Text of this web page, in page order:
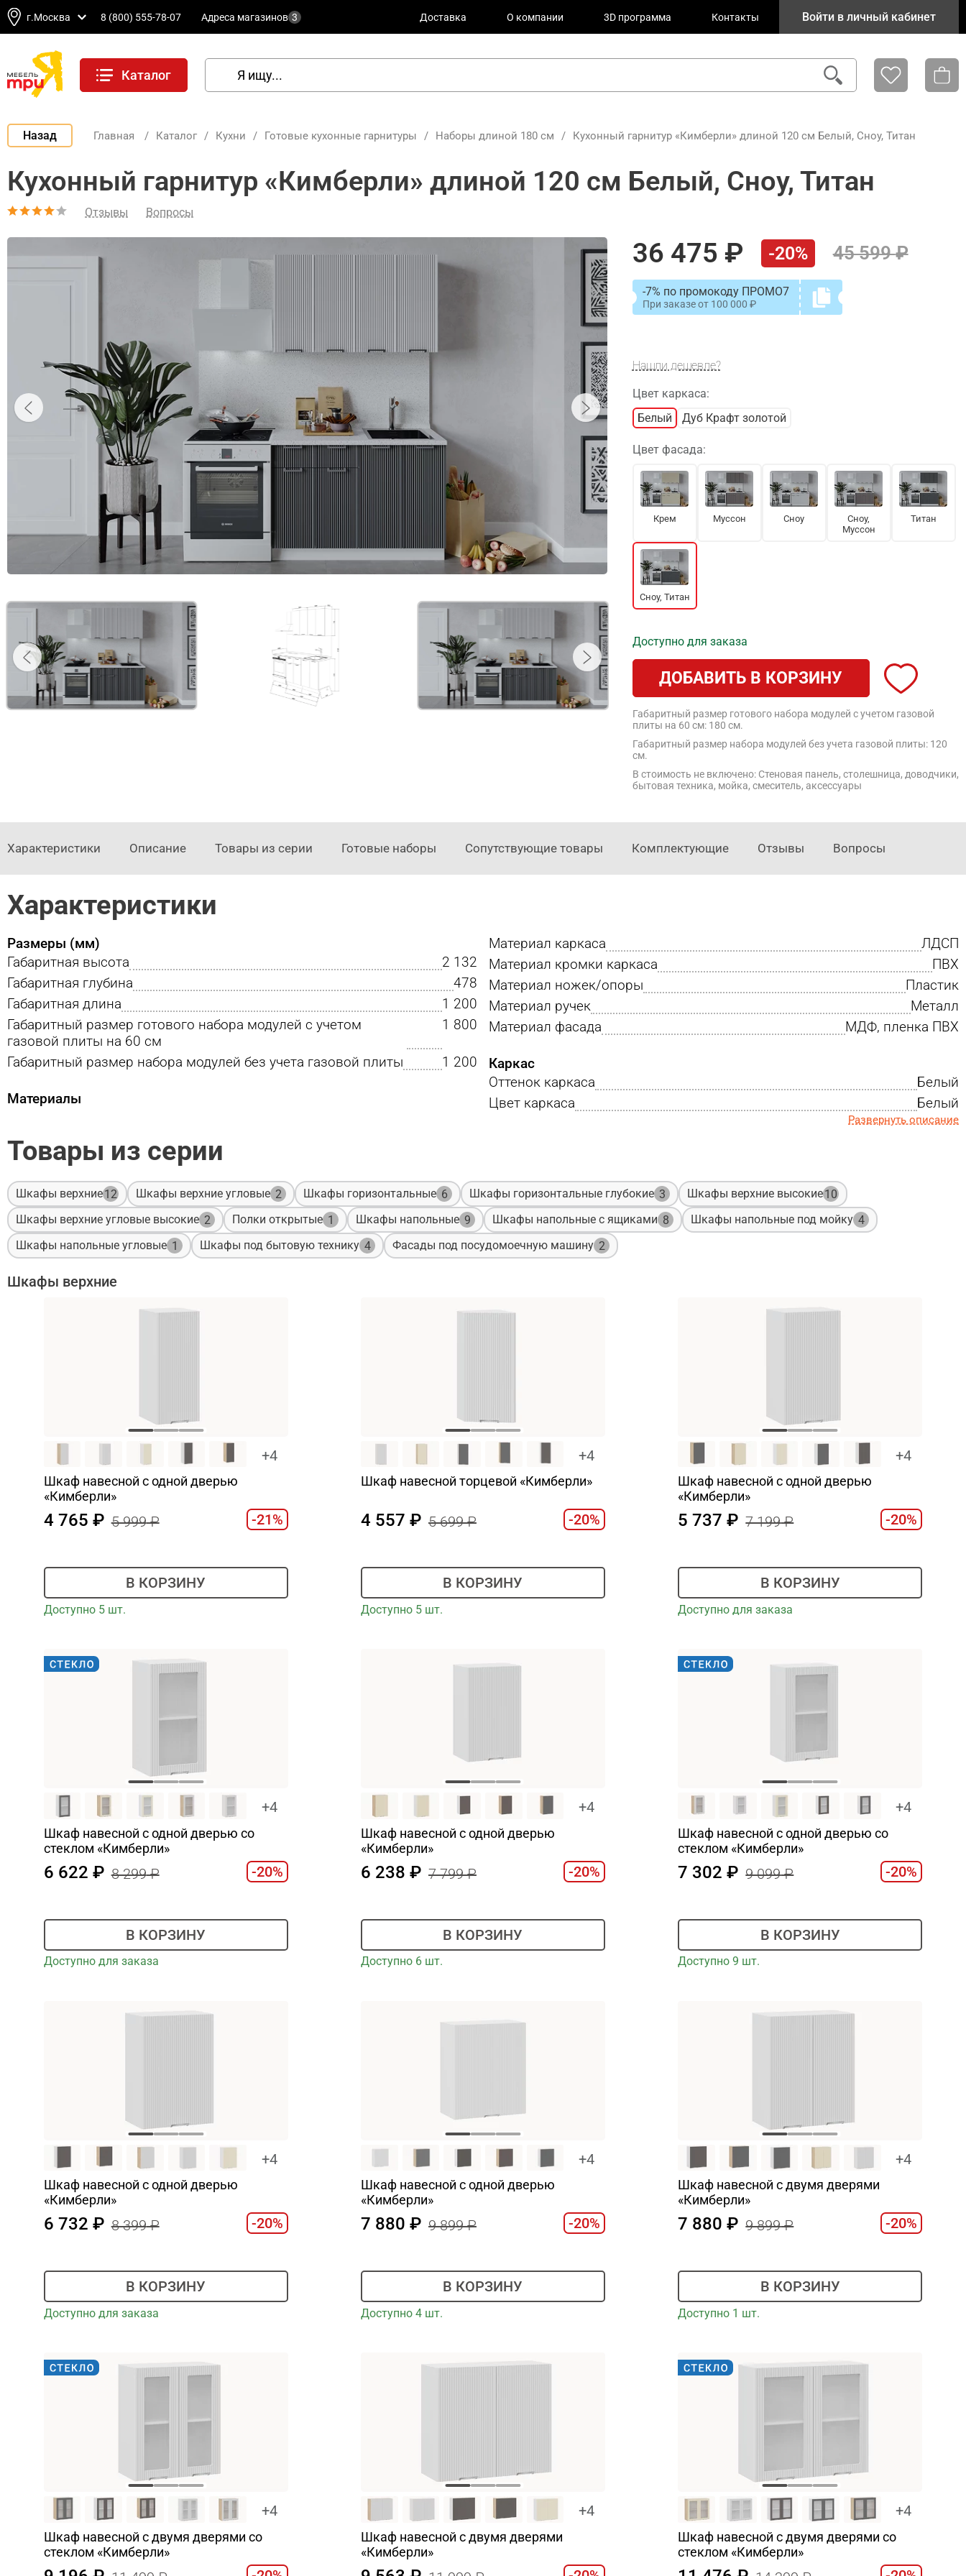
г.Москва 8 (800) 555-78-07 Адреса магазинов 3 Доставка О компании 3D программа Контакты Войти в личный кабинет
Каталог
Назад Главная / Каталог / Кухни / Готовые кухонные гарнитуры / Наборы длиной 180 см / Кухонный гарнитур «Кимберли» длиной 120 см Белый, Сноу, Титан
Кухонный гарнитур «Кимберли» длиной 120 см Белый, Сноу, Титан
Отзывы Вопросы
36 475 -20% 45 599
-7% по промокоду ПРОМО7
При заказе от 100 000
Нашли дешевле?
Цвет каркаса:
Белый
Дуб Крафт золотой
Цвет фасада:
Крем Муссон Сноу
Сноу,
Муссон
Титан
Сноу, Титан
Доступно для заказа
ДОБАВИТЬ В КОРЗИНУ
Габаритный размер готового набора модулей с учетом газовой
плиты на 60 см: 180 см.
Габаритный размер набора модулей без учета газовой плиты: 120
см.
В стоимость не включено: Стеновая панель, столешница, доводчики,
бытовая техника, мойка, смеситель, аксессуары
Характеристики Описание Товары из серии Готовые наборы Сопутствующие товары Комплектующие Отзывы Вопросы
Характеристики
Размеры (мм)
Габаритная высота
2 132
Габаритная глубина
478
Габаритная длина
1 200
Габаритный размер готового набора модулей с учетом
газовой плиты на 60 см
1 800
Габаритный размер набора модулей без учета газовой плиты 1 200
Материалы
Материал каркаса
ЛДСП
Материал кромки каркаса
ПВХ
Материал ножек/опоры
Пластик
Материал ручек
Металл
Материал фасада
МДФ, пленка ПВХ
Каркас
Оттенок каркаса
Белый
Цвет каркаса
Белый
Развернуть описание
Товары из серии
Шкафы верхние12 Шкафы верхние угловые 2 Шкафы горизонтальные 6 Шкафы горизонтальные глубокие 3 Шкафы верхние высокие10
Шкафы верхние угловые высокие 2 Полки открытые 1 Шкафы напольные 9 Шкафы напольные с ящиками 8 Шкафы напольные под мойку 4
Шкафы напольные угловые 1 Шкафы под бытовую технику 4 Фасады под посудомоечную машину 2
Шкафы верхние
+4
Шкаф навесной c одной дверью
«Кимберли»
4 765 5 999 -21%
В КОРЗИНУ
Доступно 5 шт.
+4
Шкаф навесной торцевой «Кимберли»
4 557 5 699 -20%
В КОРЗИНУ
Доступно 5 шт.
+4
Шкаф навесной c одной дверью
«Кимберли»
5 737 7 199 -20%
В КОРЗИНУ
Доступно для заказа
+4
Шкаф навесной c одной дверью со
стеклом «Кимберли»
6 622 8 299 -20%
В КОРЗИНУ
Доступно для заказа
+4
Шкаф навесной c одной дверью
«Кимберли»
6 238 7 799 -20%
В КОРЗИНУ
Доступно 6 шт.
+4
Шкаф навесной c одной дверью со
стеклом «Кимберли»
7 302 9 099 -20%
В КОРЗИНУ
Доступно 9 шт.
+4
Шкаф навесной c одной дверью
«Кимберли»
6 732 8 399 -20%
В КОРЗИНУ
Доступно для заказа
+4
Шкаф навесной c одной дверью
«Кимберли»
7 880 9 899 -20%
В КОРЗИНУ
Доступно 4 шт.
+4
Шкаф навесной c двумя дверями
«Кимберли»
7 880 9 899 -20%
В КОРЗИНУ
Доступно 1 шт.
+4
Шкаф навесной c двумя дверями со
стеклом «Кимберли»
+4
Шкаф навесной c двумя дверями
«Кимберли»
+4
Шкаф навесной c двумя дверями со
стеклом «Кимберли»